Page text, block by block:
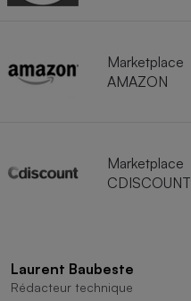
Marketplace
AMAZON
Marketplace
CDISCOUNT
Laurent Baubeste
Rédacteur technique